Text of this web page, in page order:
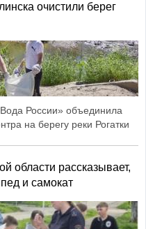
очистили берег
России» объединила
на берегу реки Рогатки
области рассказывает,
и самокат